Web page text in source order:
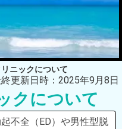
ニックについて
更新日時：2025年9月8日
クについて
不全（ED）や男性型脱